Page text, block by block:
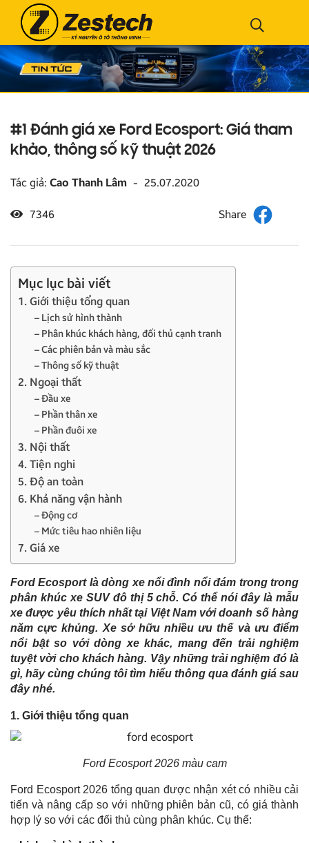
#1 Đánh giá xe Ford Ecosport: Giá tham
khảo, thông số kỹ thuật 2026
Tác giả: Cao Thanh Lâm - 25.07.2020
7346
Mục lục bài viết
1. Giới thiệu tổng quan
– Lịch sử hình thành
– Phân khúc khách hàng, đối thủ cạnh tranh
– Các phiên bản và màu sắc
– Thông số kỹ thuật
2. Ngoại thất
– Đầu xe
– Phần thân xe
– Phần đuôi xe
3. Nội thất
4. Tiện nghi
5. Độ an toàn
6. Khả năng vận hành
– Động cơ
– Mức tiêu hao nhiên liệu
7. Giá xe
Ford Ecosport là dòng xe nổi đình nổi đám trong trong
phân khúc xe SUV đô thị 5 chỗ. Có thể nói đây là mẫu
xe được yêu thích nhất tại Việt Nam với doanh số hàng
năm cực khủng. Xe sở hữu nhiều ưu thế và ưu điểm
nổi bật so với dòng xe khác, mang đến trải nghiệm
tuyệt vời cho khách hàng. Vậy những trải nghiệm đó là
gì, hãy cùng chúng tôi tìm hiểu thông qua đánh giá sau
đây nhé.
1. Giới thiệu tổng quan
Ford Ecosport 2026 màu cam
Ford Ecosport 2026 tổng quan được nhận xét có nhiều cải
tiến và nâng cấp so với những phiên bản cũ, có giá thành
hợp lý so với các đối thủ cùng phân khúc. Cụ thể: